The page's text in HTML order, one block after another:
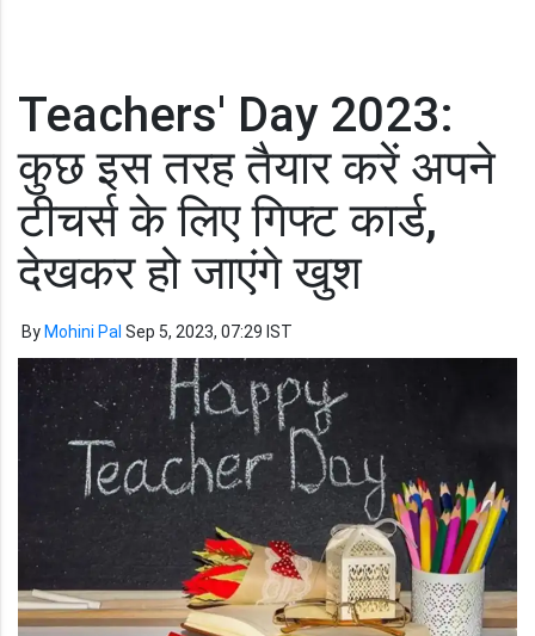
Teachers' Day 2023:
कुछ इस तरह तैयार करें अपने
टीचर्स के लिए गिफ्ट कार्ड,
देखकर हो जाएंगे खुश
By Mohini Pal Sep 5, 2023, 07:29 IST